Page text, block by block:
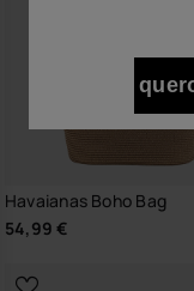
Havaianas Boho Bag
54,99 €